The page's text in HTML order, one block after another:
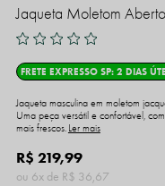
Jaqueta Moletom
FRETE EXPRESSO SP: 2 DIAS
Jaqueta masculina em moletom
Uma peça versátil e confortável,
mais frescos. Ler mais
R$ 219,99
6x R$ 36,67